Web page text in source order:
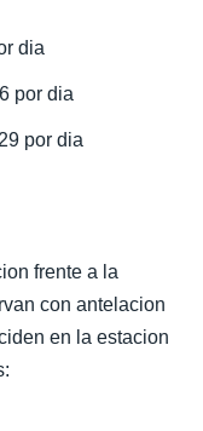
dia
por dia
por dia
frente a la
con antelacion
en la estacion